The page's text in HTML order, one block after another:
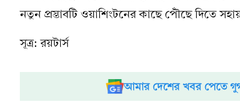
নতুন প্রস্তাবটি ওয়াশিংটনের কাছে পৌঁছে দিতে
সূত্র: রয়টার্স
আমার দেশের খবর পেতে